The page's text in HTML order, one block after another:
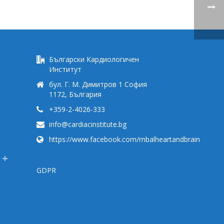
Български Кардиологичен
Институт
бул. Г. М. Димитров 1 София
1172, България
+359-2-4026-333
info@cardiacinstitute.bg
https://www.facebook.com/mbalheartandbrain
GDPR